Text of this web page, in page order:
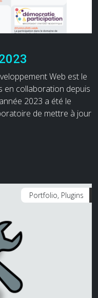
Web est le
en collaboration depuis
2023 a été le
de mettre à jour
Portfolio, Plugins